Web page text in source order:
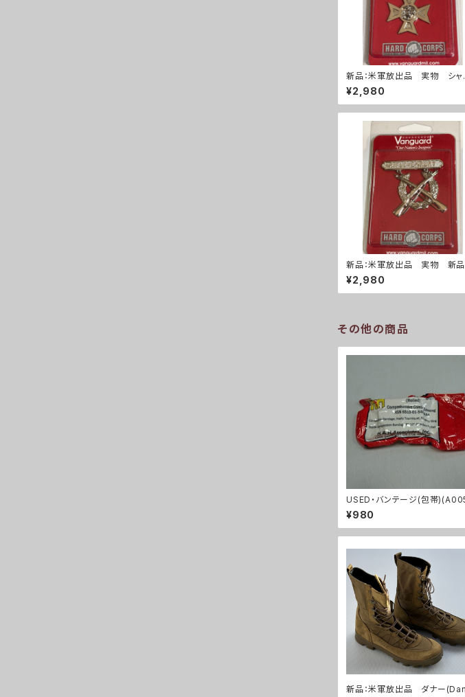
新品：米軍放出品 実物 シャ
プシューター 勲章(A287)
¥2,980
新品：米軍放出品 実物 新
ライフルエキスパート 勲章
5)
¥2,980
その他の商品
USED・バンテージ(包帯
¥980
新品：米軍放出品 ダナー